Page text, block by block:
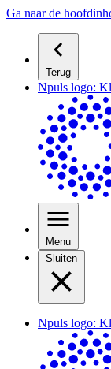
Ga naar de
Terug
Npuls logo:
Menu
Sluiten
Npuls logo: